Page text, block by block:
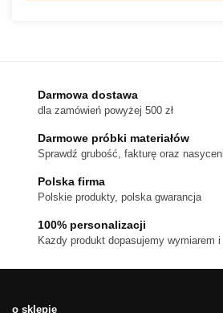
wybrać
stronie
produktu
Darmowa dostawa
dla zamówień powyżej 500 zł
Darmowe próbki materiałów
Sprawdź grubość, fakturę oraz
Polska firma
Polskie produkty, polska gwarancja
100% personalizacji
Kazdy produkt dopasujemy wymiarem i
o sklepie